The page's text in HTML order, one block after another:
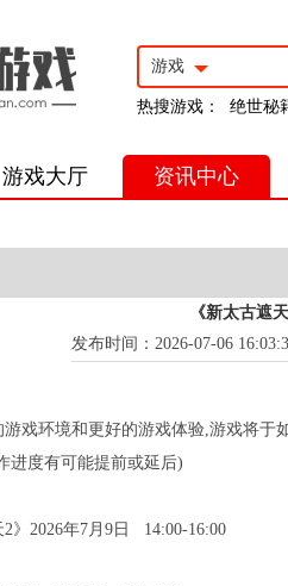
游戏
热搜游戏： 绝世秘
游戏大厅 资讯中心
《新太古遮
发布时间：2026-07-06
戏环境和更好的游戏体验,游戏将于
进度有可能提前或延后)
2》2026年7月9日 14:00-16:00